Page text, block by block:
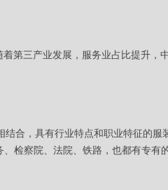
三产业发展，服务业占比提升，
合，具有行业特点和职业特征的服
检察院、法院、铁路，也都有专有